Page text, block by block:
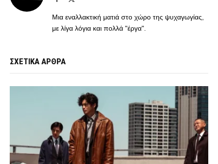
Μια εναλλακτική ματιά στο χώρο της ψυχαγωγίας,
με λίγα λόγια και πολλά "έργα".
ΣΧΕΤΙΚΑ ΑΡΘΡΑ